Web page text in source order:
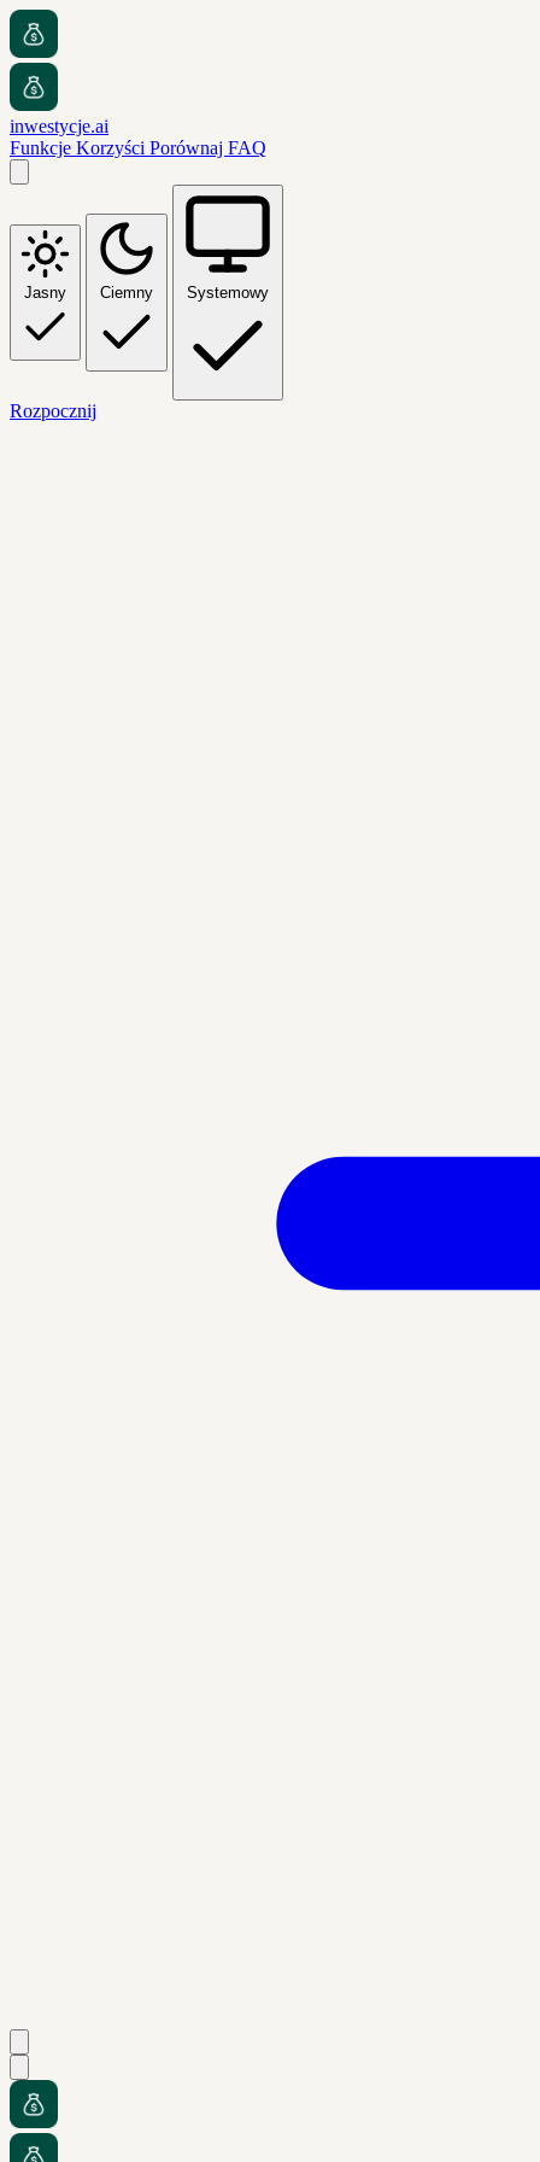
inwestycje.ai
Funkcje Korzyści Porównaj FAQ
Jasny Ciemny Systemowy
Rozpocznij